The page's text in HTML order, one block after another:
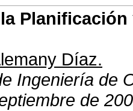
Díaz.
Ingeniería de
de